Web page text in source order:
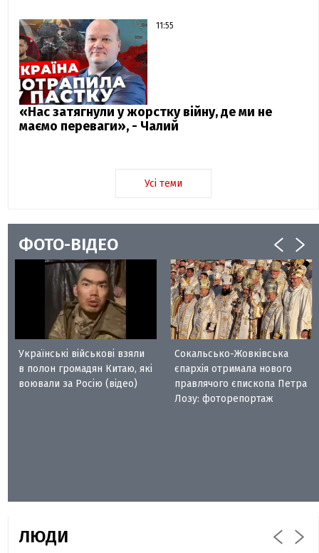
11:55
«Нас затягнули у жорстку війну, де ми не
маємо переваги», - Чалий
Усі теми
ФОТО-ВІДЕО
Українські військові взяли
в полон громадян Китаю, які
воювали за Росію (відео)
Сокальсько-Жовківська
єпархія отримала нового
правлячого єпископа Петра
Лозу: фоторепортаж
ЛЮДИ